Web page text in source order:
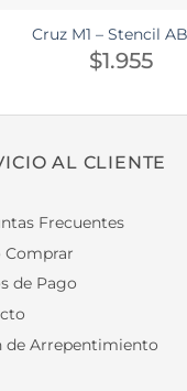
Cruz M1 – Stencil
$1.955
AL CLIENTE
Frecuentes
Comprar
de Pago
de Arrepentimiento